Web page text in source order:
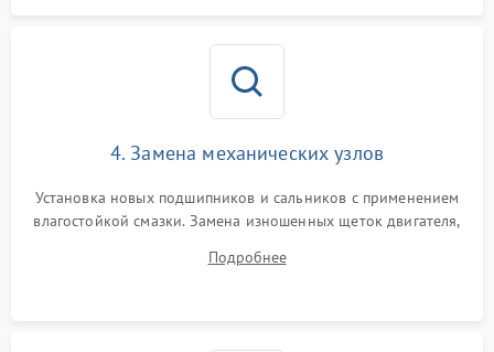
4. Замена механических узлов
Установка новых подшипников и сальников с применением
влагостойкой смазки. Замена изношенных щеток двигателя,
или поврежденной резиновой манжеты.
Подробнее